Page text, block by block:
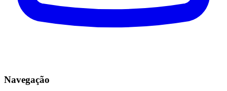
Navegação